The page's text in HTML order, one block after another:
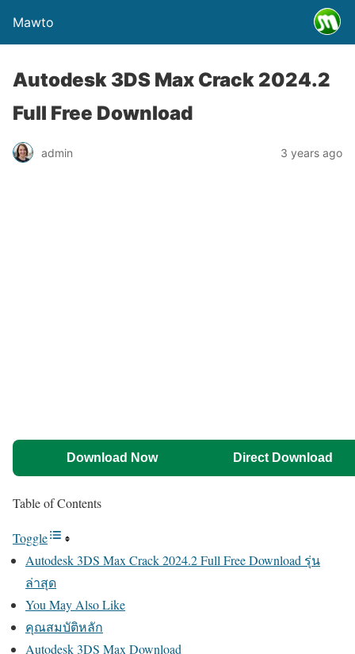
Mawto
Autodesk 3DS Max Crack 2024.2
Full Free Download
admin 3 years ago
Download Now Direct Download
Table of Contents
Toggle
Autodesk 3DS Max Crack 2024.2 Full Free Download รุ่น
ล่าสุด
You May Also Like
คุณสมบัติหลัก
Autodesk 3DS Max Download